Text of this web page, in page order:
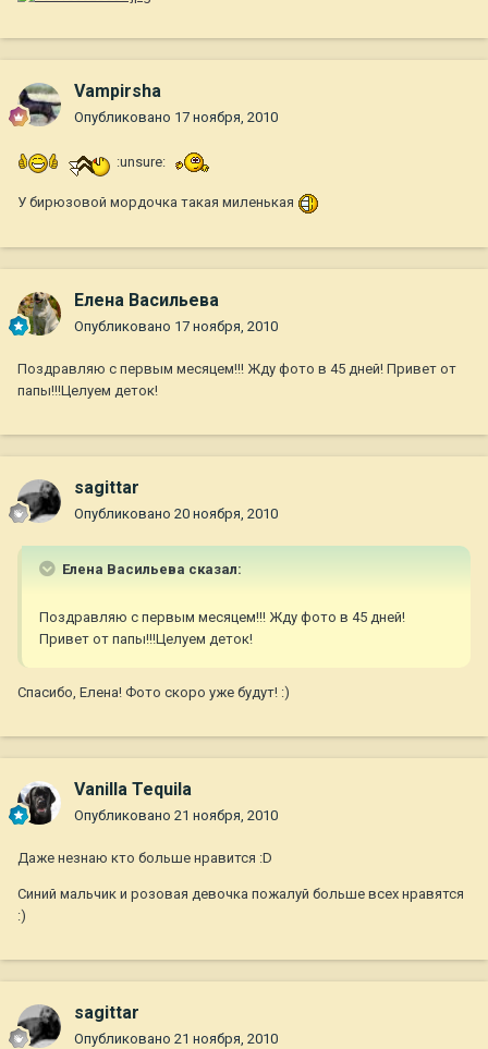
Vampirsha
Опубликовано 17 ноября, 2010
:unsure:
У бирюзовой мордочка такая миленькая
Елена Васильева
Опубликовано 17 ноября, 2010
Поздравляю с первым месяцем!!! Жду фото в 45 дней! Привет от
папы!!!Целуем деток!
sagittar
Опубликовано 20 ноября, 2010
Елена Васильева сказал:
Поздравляю с первым месяцем!!! Жду фото в 45 дней!
Привет от папы!!!Целуем деток!
Спасибо, Елена! Фото скоро уже будут! :)
Vanilla Tequila
Опубликовано 21 ноября, 2010
Даже незнаю кто больше нравится :D
Синий мальчик и розовая девочка пожалуй больше всех нравятся
:)
sagittar
Опубликовано 21 ноября, 2010